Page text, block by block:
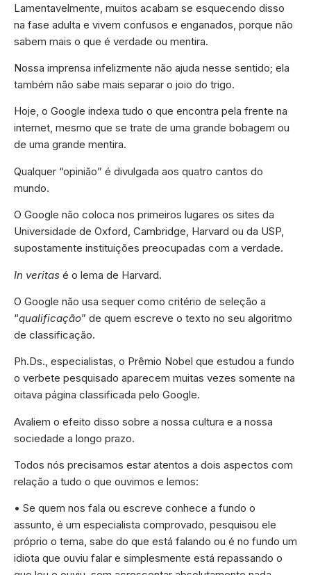
Lamentavelmente, muitos acabam se esquecendo disso
na fase adulta e vivem confusos e enganados, porque não
sabem mais o que é verdade ou mentira.
Nossa imprensa infelizmente não ajuda nesse sentido; ela
também não sabe mais separar o joio do trigo.
Hoje, o Google indexa tudo o que encontra pela frente na
internet, mesmo que se trate de uma grande bobagem ou
de uma grande mentira.
Qualquer “opinião” é divulgada aos quatro cantos do
mundo.
O Google não coloca nos primeiros lugares os sites da
Universidade de Oxford, Cambridge, Harvard ou da USP,
supostamente instituições preocupadas com a verdade.
In veritas é o lema de Harvard.
O Google não usa sequer como critério de seleção a
“qualificação” de quem escreve o texto no seu algoritmo
de classificação.
Ph.Ds., especialistas, o Prêmio Nobel que estudou a fundo
o verbete pesquisado aparecem muitas vezes somente na
oitava página classificada pelo Google.
Avaliem o efeito disso sobre a nossa cultura e a nossa
sociedade a longo prazo.
Todos nós precisamos estar atentos a dois aspectos com
relação a tudo o que ouvimos e lemos:
• Se quem nos fala ou escreve conhece a fundo o
assunto, é um especialista comprovado, pesquisou ele
próprio o tema, sabe do que está falando ou é no fundo um
idiota que ouviu falar e simplesmente está repassando o